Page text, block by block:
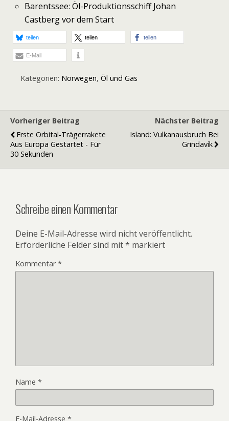
Barentssee: Öl-Produktionsschiff Johan
Castberg vor dem Start
teilen teilen teilen
E-Mail
Kategorien: Norwegen, Öl und Gas
Vorheriger Beitrag
Erste Orbital-Trägerrakete
Aus Europa Gestartet - Für
30 Sekunden
Nächster Beitrag
Island: Vulkanausbruch Bei
Grindavík
Schreibe einen Kommentar
Deine E-Mail-Adresse wird nicht veröffentlicht.
Erforderliche Felder sind mit* markiert
Kommentar*
Name *
E-Mail-Adresse *